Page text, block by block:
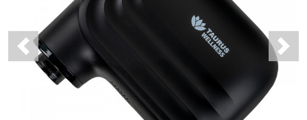
Previous Next